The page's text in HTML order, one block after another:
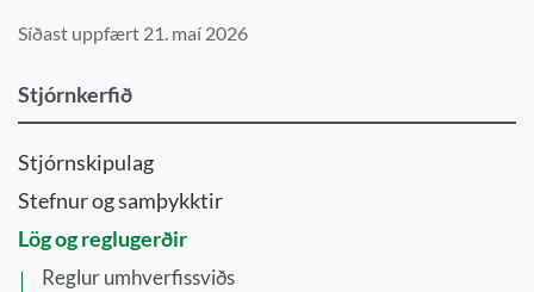
Síðast uppfært 21. maí 2026
Stjórnkerfið
Stjórnskipulag
Stefnur og samþykktir
Lög og reglugerðir
Reglur umhverfissviðs